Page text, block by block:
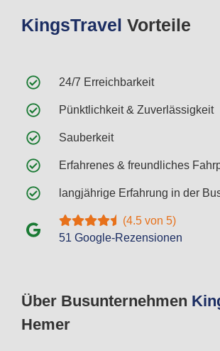
Über Busunternehmen
Hemer
KingsTravel Vorteile
24/7 Erreichbarkeit
Pünktlichkeit & Zuverlässigkeit
Sauberkeit
Erfahrenes & freundliches
langjährige Erfahrung in der
(4.5 von 5)
51 Google-Rezensionen